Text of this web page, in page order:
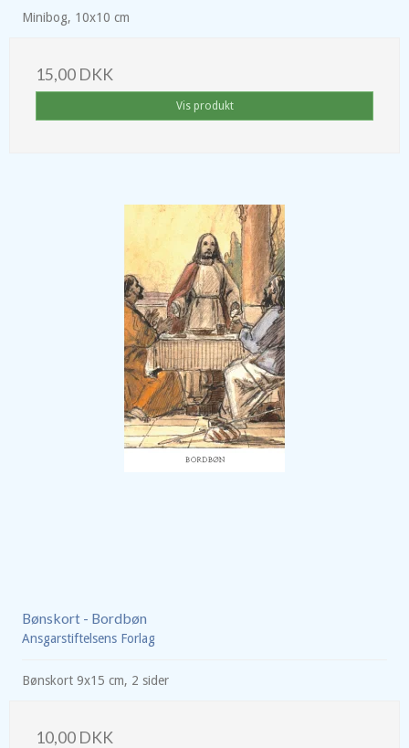
Minibog, 10x10 cm
15,00 DKK
Vis produkt
Bønskort - Bordbøn
Ansgarstiftelsens Forlag
Bønskort 9x15 cm, 2 sider
10,00 DKK